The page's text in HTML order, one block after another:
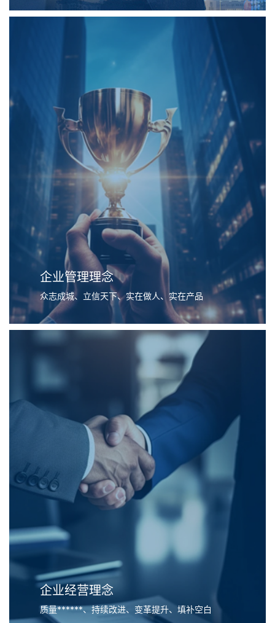
企业管理理念
众志成城、立信天下、实在做人、实在产品
企业经营理念
质量******、持续改进、变革提升、填补空白